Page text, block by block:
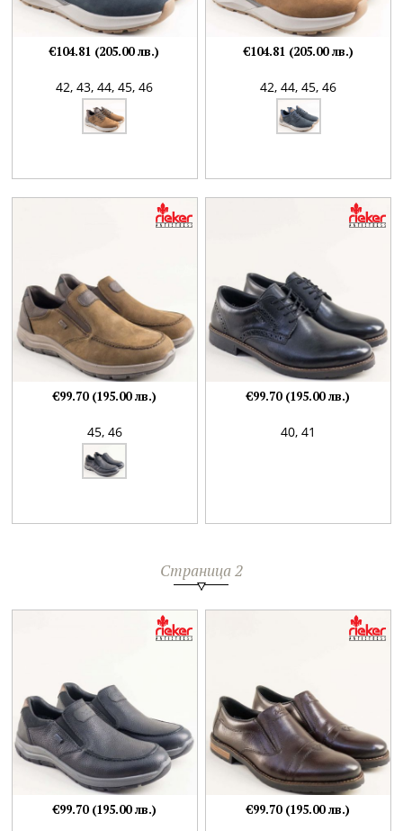
42,43,44,45,46
€104.81 (205.00 лв.)
42, 44, 45, 46
€104.81 (205.00 лв.)
45, 46
€99.70 (195.00 лв.)
40, 41
€99.70 (195.00 лв.)
Страница 2
€99.70 (195.00 лв.) €99.70 (195.00 лв.)